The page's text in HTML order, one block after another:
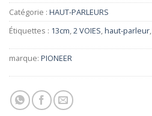
Catégorie : HAUT-PARLEURS
Étiquettes : 13cm,2 VOIES,haut-parleur,
marque: PIONEER